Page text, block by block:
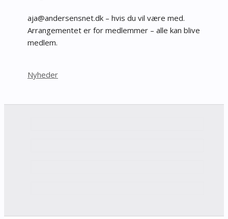
kd.te
nsnes
redna
@aja
– hvis du vil være med.
Arrangementet er for medlemmer – alle kan blive
medlem.
Kategorier
Nyheder